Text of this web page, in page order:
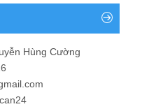
Hùng Cường